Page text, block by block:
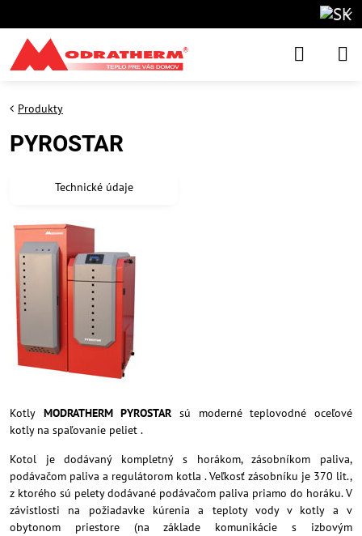
Produkty
PYROSTAR
Technické údaje
Kotly MODRATHERM PYROSTAR sú moderné teplovodné oceľové
kotly na spaľovanie peliet .
Kotol je dodávaný kompletný s horákom, zásobníkom paliva,
podávačom paliva a regulátorom kotla . Veľkosť zásobníku je 370 lit.,
z ktorého sú pelety dodávané podávačom paliva priamo do horáku. V
závistlosti na požiadavke kúrenia a teploty vody v kotly a v
obytonom priestore (na základe komunikácie s izbovým